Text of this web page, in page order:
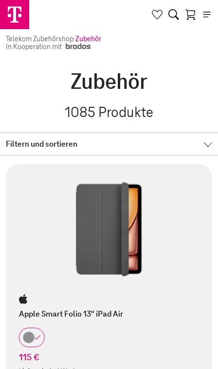
Telekom Zubehörshop·Zubehör
In Kooperation mit
Zubehör
1085 Produkte
Filtern und sortieren
Apple Smart Folio 13" iPad Air
115 €